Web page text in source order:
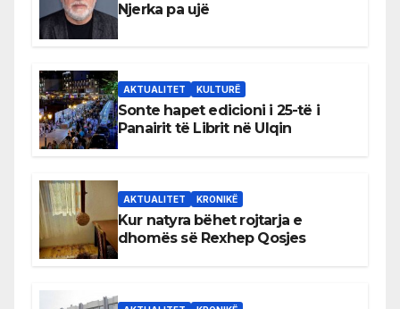
Njerka pa ujë
AKTUALITET KULTURË
Sonte hapet edicioni i 25-të i
Panairit të Librit në Ulqin
AKTUALITET KRONIKË
Kur natyra bëhet rojtarja e
dhomës së Rexhep Qosjes